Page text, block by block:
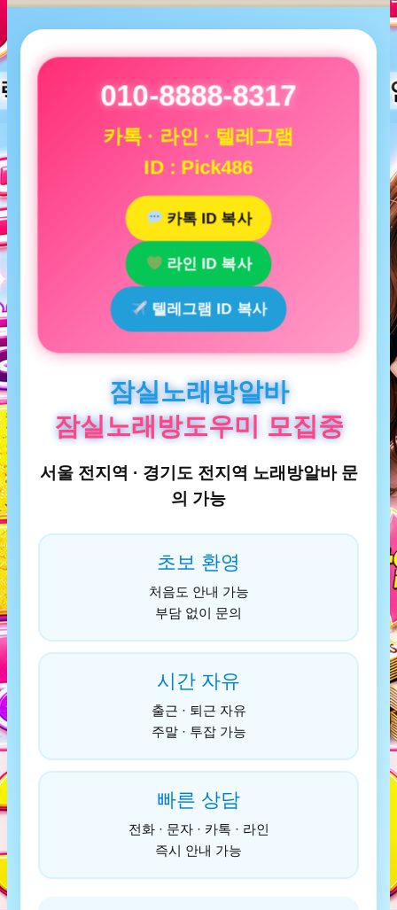
010-8888-8317
카톡 · 라인 · 텔레그램
ID : Pick486
카톡 ID 복사
라인 ID 복사
텔레그램 ID 복사
잠실노래방알바
잠실노래방도우미 모집중
서울 전지역 · 경기도 전지역 노래방알바 문
의 가능
초보 환영
처음도 안내 가능
부담 없이 문의
시간 자유
출근 · 퇴근 자유
주말 · 투잡 가능
빠른 상담
전화 · 문자 · 카톡 · 라인
즉시 안내 가능